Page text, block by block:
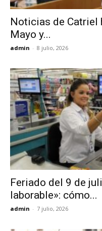
Noticias de Catriel
Mayo y...
admin - 8 julio, 2026
Feriado del 9 de
laborable»: cómo...
admin - 7 julio, 2026